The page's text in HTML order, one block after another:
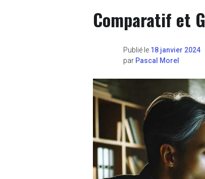
Comparatif et
Publié le 18 janvier 2024
par Pascal Morel